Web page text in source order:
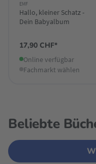
EMF
Hallo, kleiner Schatz -
Dein Babyalbum
17,90 CHF*
Online verfügbar
Fachmarkt wählen
Beliebte